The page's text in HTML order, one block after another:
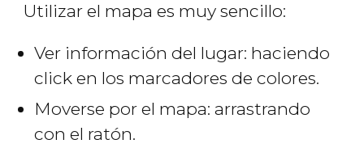
Utilizar el mapa es muy sencillo:
Ver información del lugar: haciendo
click en los marcadores de colores.
Moverse por el mapa: arrastrando
con el ratón.